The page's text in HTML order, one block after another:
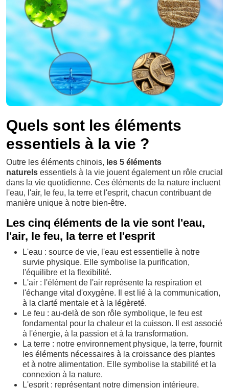
Quels sont les éléments
essentiels à la vie ?
Outre les éléments chinois, les 5 éléments
naturels essentiels à la vie jouent également un rôle crucial
dans la vie quotidienne. Ces éléments de la nature incluent
l'eau, l'air, le feu, la terre et l'esprit, chacun contribuant de
manière unique à notre bien-être.
Les cinq éléments de la vie sont l'eau,
l'air, le feu, la terre et l'esprit
L'eau : source de vie, l'eau est essentielle à notre
survie physique. Elle symbolise la purification,
l'équilibre et la flexibilité.
L'air : l'élément de l'air représente la respiration et
l'échange vital d'oxygène. Il est lié à la communication,
à la clarté mentale et à la légèreté.
Le feu : au-delà de son rôle symbolique, le feu est
fondamental pour la chaleur et la cuisson. Il est associé
à l'énergie, à la passion et à la transformation.
La terre : notre environnement physique, la terre, fournit
les éléments nécessaires à la croissance des plantes
et à notre alimentation. Elle symbolise la stabilité et la
connexion à la nature.
L'esprit : représentant notre dimension intérieure,